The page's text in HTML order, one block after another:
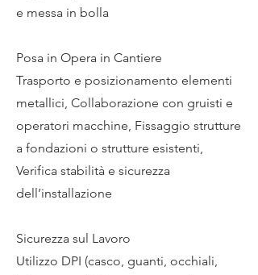
e messa in bolla
Posa in Opera in Cantiere
Trasporto e posizionamento elementi
metallici, Collaborazione con gruisti e
operatori macchine, Fissaggio strutture
a fondazioni o strutture esistenti,
Verifica stabilità e sicurezza
dell’installazione
Sicurezza sul Lavoro
Utilizzo DPI (casco, guanti, occhiali,